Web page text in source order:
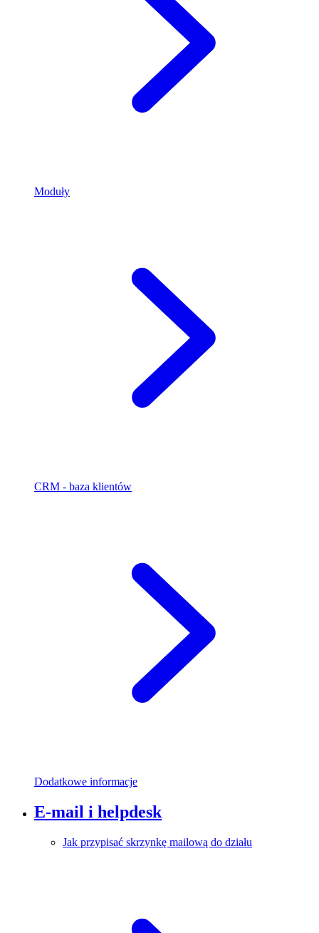
Moduły
CRM - baza klientów
Dodatkowe informacje
E-mail i helpdesk
Jak przypisać skrzynkę mailową do działu